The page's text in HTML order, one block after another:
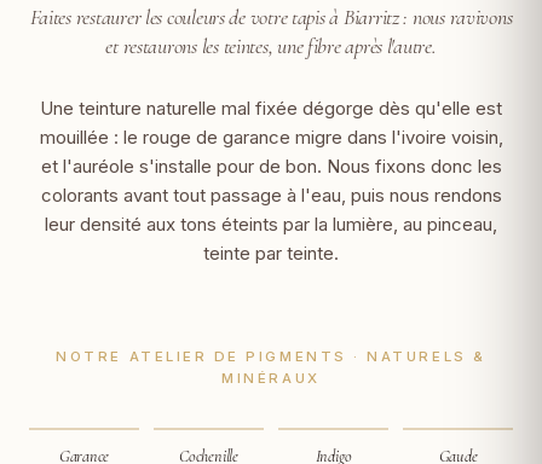
Faites restaurer les couleurs de votre tapis à Biarritz : nous ravivons
et restaurons les teintes, une fibre après l'autre.
Une teinture naturelle mal fixée dégorge dès qu'elle est
mouillée : le rouge de garance migre dans l'ivoire voisin,
et l'auréole s'installe pour de bon. Nous fixons donc les
colorants avant tout passage à l'eau, puis nous rendons
leur densité aux tons éteints par la lumière, au pinceau,
teinte par teinte.
NOTRE ATELIER DE PIGMENTS · NATURELS &
MINÉRAUX
Garance Cochenille Indigo Gaude